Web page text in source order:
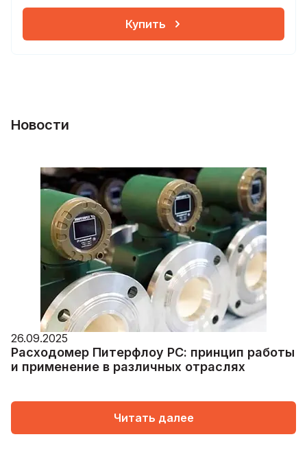
Купить
Новости
26.09.2025
Расходомер Питерфлоу РС: принцип работы
и применение в различных отраслях
Читать далее